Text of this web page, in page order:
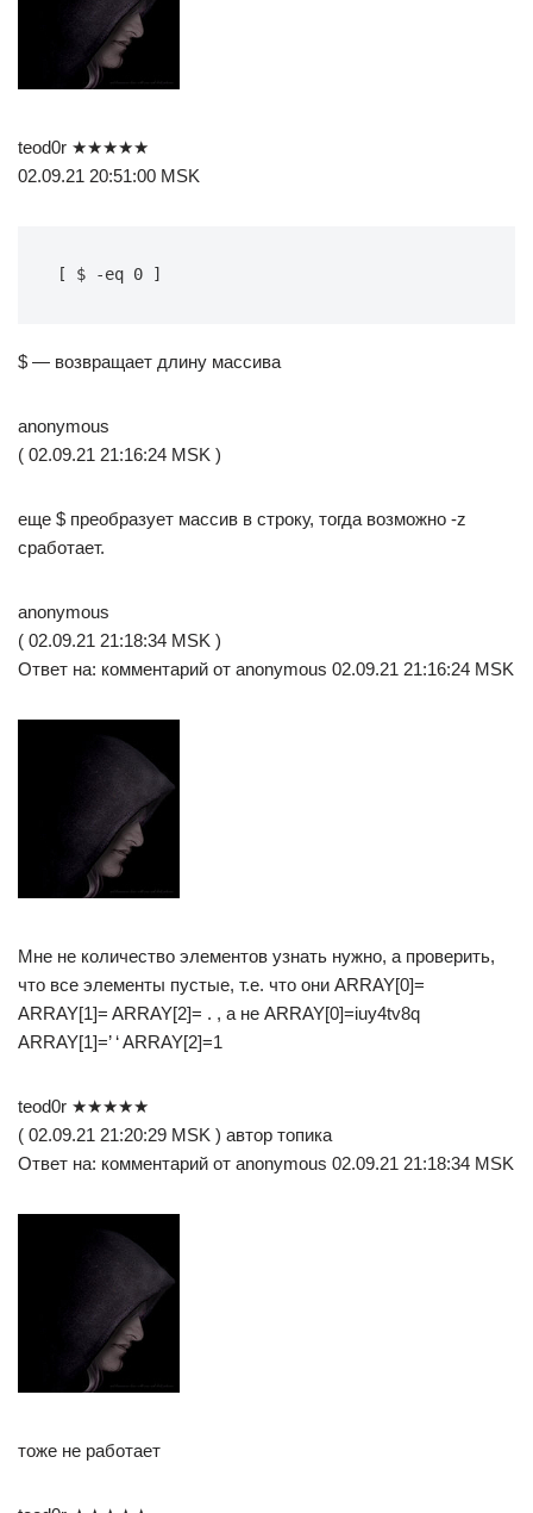
teod0r ★★★★★
02.09.21 20:51:00 MSK
[ $ -eq 0 ]
$ — возвращает длину массива
anonymous
( 02.09.21 21:16:24 MSK )
еще $ преобразует массив в строку, тогда возможно -z
сработает.
anonymous
( 02.09.21 21:18:34 MSK )
Ответ на: комментарий от anonymous 02.09.21 21:16:24 MSK
Мне не количество элементов узнать нужно, а проверить,
что все элементы пустые, т.е. что они ARRAY[0]=
ARRAY[1]= ARRAY[2]= . , а не ARRAY[0]=iuy4tv8q
ARRAY[1]=’ ‘ ARRAY[2]=1
teod0r ★★★★★
( 02.09.21 21:20:29 MSK ) автор топика
Ответ на: комментарий от anonymous 02.09.21 21:18:34 MSK
тоже не работает